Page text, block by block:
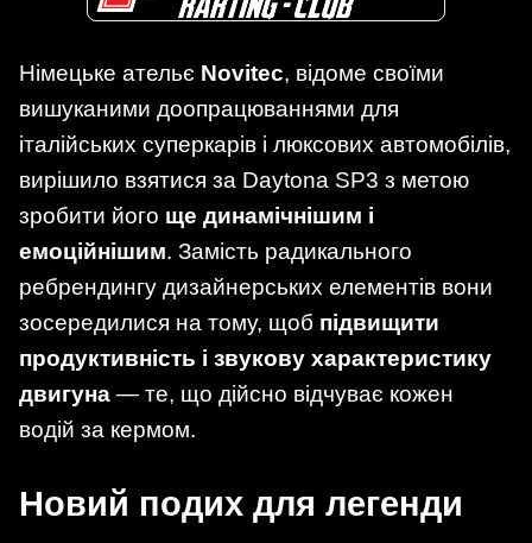
Німецьке ательє Novitec, відоме своїми
вишуканими доопрацюваннями для
італійських суперкарів і люксових автомобілів,
вирішило взятися за Daytona SP3 з метою
зробити його ще динамічнішим і
емоційнішим. Замість радикального
ребрендингу дизайнерських елементів вони
зосередилися на тому, щоб підвищити
продуктивність і звукову характеристику
двигуна — те, що дійсно відчуває кожен
водій за кермом.
Новий подих для легенди